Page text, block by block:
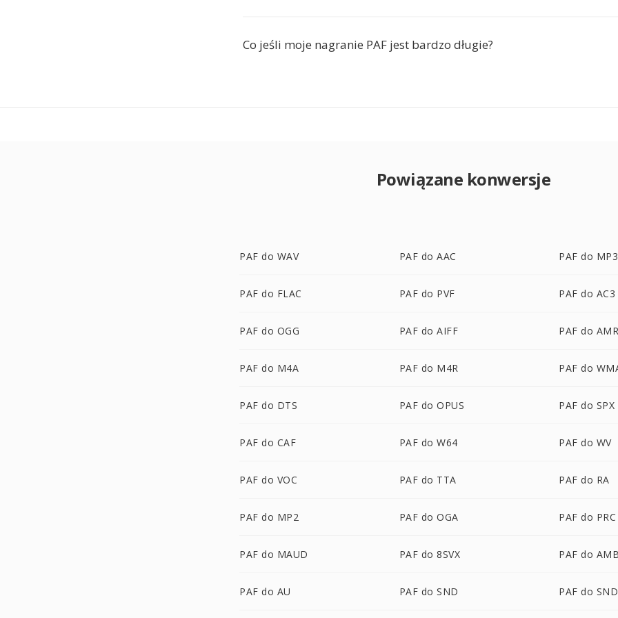
Co jeśli moje nagranie PAF jest bardzo długie?
Powiązane konwersje
PAF do WAV PAF do AAC PAF do MP3
PAF do FLAC PAF do PVF PAF do AC3
PAF do OGG PAF do AIFF PAF do
PAF do M4A PAF do M4R PAF do
PAF do DTS PAF do OPUS PAF do SPX
PAF do CAF PAF do W64 PAF do WV
PAF do VOC PAF do TTA PAF do RA
PAF do MP2 PAF do OGA PAF do PRC
PAF do MAUD PAF do 8SVX PAF do
PAF do AU PAF do SND PAF do